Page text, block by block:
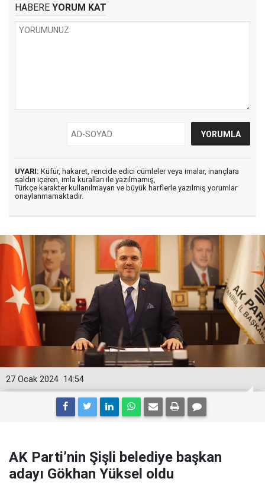
HABERE YORUM KAT
UYARI: Küfür, hakaret, rencide edici cümleler veya imalar, inançlara
saldırı içeren, imla kuralları ile yazılmamış,
Türkçe karakter kullanılmayan ve büyük harflerle yazılmış yorumlar
onaylanmamaktadır.
14:54
27 Ocak 2024
AK Parti’nin Şişli belediye başkan
adayı Gökhan Yüksel oldu